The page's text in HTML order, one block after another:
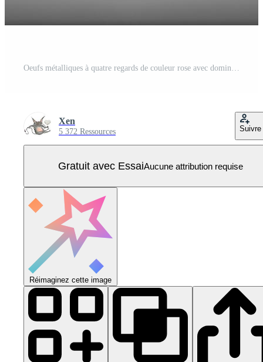
Oeufs métalliques à quatre regards de couleur rose avec domino noir et rayures. objets isolés pour la décoration de pâques Vecteur Pro
Xen
5 372 Ressources Suivre
Gratuit avec EssaiAucune attribution requise
Réimaginez cette image